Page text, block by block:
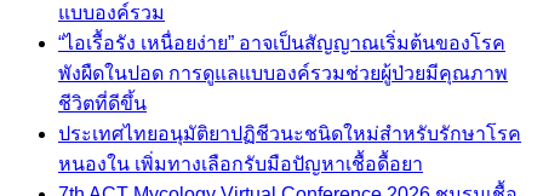
แบบองค์รวม
“ไอเรื้อรัง เหนื่อยง่าย” อาจเป็นสัญญาณเริ่มต้นของโรค
พังผืดในปอด การดูแลแบบองค์รวมช่วยผู้ป่วยมีคุณภาพ
ชีวิตที่ดีขึ้น
ประเทศไทยอนุมัติยาปฏิชีวนะชนิดใหม่สำหรับรักษาโรค
หนองใน เพิ่มทางเลือกรับมือปัญหาเชื้อดื้อยา